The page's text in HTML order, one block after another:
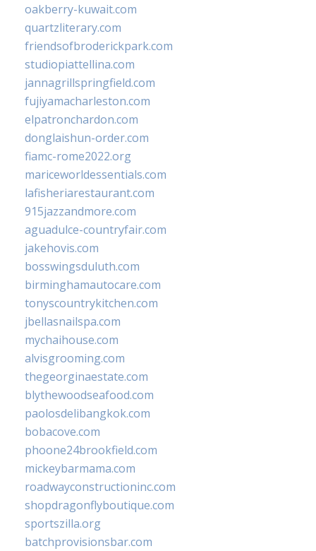
oakberry-kuwait.com
quartzliterary.com
friendsofbroderickpark.com
studiopiattellina.com
jannagrillspringfield.com
fujiyamacharleston.com
elpatronchardon.com
donglaishun-order.com
fiamc-rome2022.org
mariceworldessentials.com
lafisheriarestaurant.com
915jazzandmore.com
aguadulce-countryfair.com
jakehovis.com
bosswingsduluth.com
birminghamautocare.com
tonyscountrykitchen.com
jbellasnailspa.com
mychaihouse.com
alvisgrooming.com
thegeorginaestate.com
blythewoodseafood.com
paolosdelibangkok.com
bobacove.com
phoone24brookfield.com
mickeybarmama.com
roadwayconstructioninc.com
shopdragonflyboutique.com
sportszilla.org
batchprovisionsbar.com